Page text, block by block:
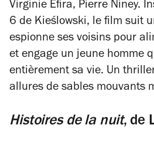
Virginie Efira, Pierre Niney.
6 de Kieślowski, le film suit
espionne ses voisins pour
et engage un jeune homme
entièrement sa vie. Un
allures de sables mouvants
Histoires de la nuit, de